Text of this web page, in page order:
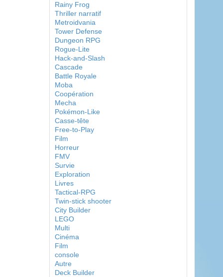
Rainy Frog
Thriller narratif
Metroidvania
Tower Defense
Dungeon RPG
Rogue-Lite
Hack-and-Slash
Cascade
Battle Royale
Moba
Coopération
Mecha
Pokémon-Like
Casse-tête
Free-to-Play
Film
Horreur
FMV
Survie
Exploration
Livres
Tactical-RPG
Twin-stick shooter
City Builder
LEGO
Multi
Cinéma
Film
console
Autre
Deck Builder